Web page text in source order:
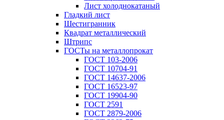
Лист холоднокатаный
Гладкий лист
Шестигранник
Квадрат металлический
Штрипс
ГОСТы на металлопрокат
ГОСТ 103-2006
ГОСТ 10704-91
ГОСТ 14637-2006
ГОСТ 16523-97
ГОСТ 19904-90
ГОСТ 2591
ГОСТ 2879-2006